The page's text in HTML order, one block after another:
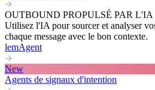
OUTBOUND PROPULSÉ PAR L'IA
Utilisez l'IA pour sourcer et analyser
chaque message avec le bon contexte.
lemAgent
New
Agents de signaux d'intention